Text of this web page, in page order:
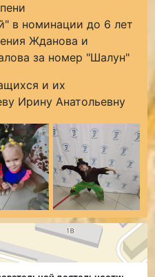
в номинации до 6 лет
Жданова и
за номер "Шалун"
и их
Ирину Анатольевну